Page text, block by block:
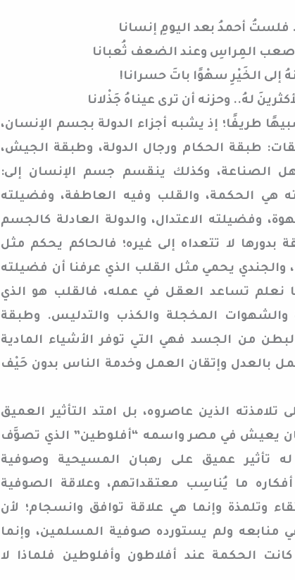
فلستُ أحمدُ بعد اليومِ إنسانا
المِراسِ وعند الضعف ثُعبانا
إلى الخَيْرِ سهْوًا باتَ حسرانا!
لهُ.. وحزنه أن ترى عيناهُ جَذْلانا
طريفًا؛ إذ يشبه أجزاء الدولة بجسم الإنسان،
طبقة الحكام ورجال الدولة، وطبقة الجيش،
الصناعة، وكذلك ينقسم جسم الإنسان إلى:
هي الحكمة، والقلب وفيه العاطفة، وفضيلته
وفضيلته الاعتدال، والدولة العادلة كالجسم
بدورها لا تتعداه إلى غيره؛ فالحاكم يحكم مثل
يحمي مثل القلب الذي عرفنا أن فضيلته
نعلم تساعد العقل في عمله، فالقلب هو الذي
المخجلة والكذب والتدليس. وطبقة
من الجسد فهي التي توفر الأشياء المادية
بالعدل وإتقان العمل وخدمة الناس بدون حَيْف
تلامذته الذين عاصروه، بل امتد التأثير العميق
يعيش في مصر واسمه “أفلوطين” الذي تصوَّف
له تأثير عميق على رهبان المسيحية وصوفية
ما يُناسِب معتقداتهم، وعلاقة الصوفية
وتلمذة وإنما هي علاقة توافق وانسجام؛ لأن
منابعه ولم يستورده صوفية المسلمين، وإنما
الحكمة عند أفلاطون وأفلوطين فلماذا لا